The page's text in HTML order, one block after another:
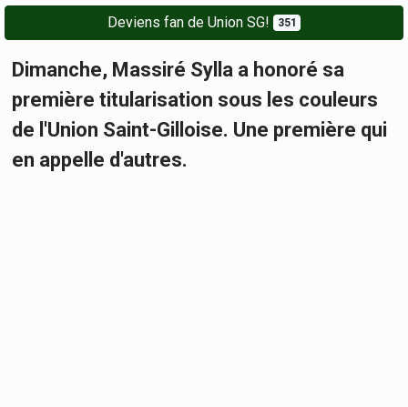
Deviens fan de Union SG! 351
Dimanche, Massiré Sylla a honoré sa
première titularisation sous les couleurs
de l'Union Saint-Gilloise. Une première qui
en appelle d'autres.